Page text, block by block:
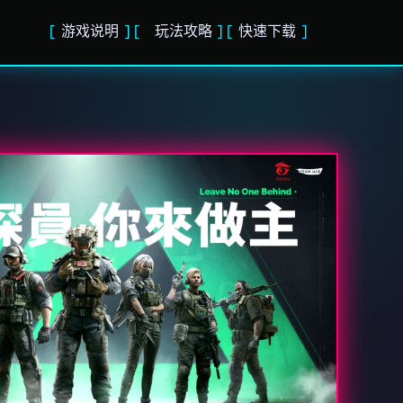
游戏说明 玩法攻略 快速下载